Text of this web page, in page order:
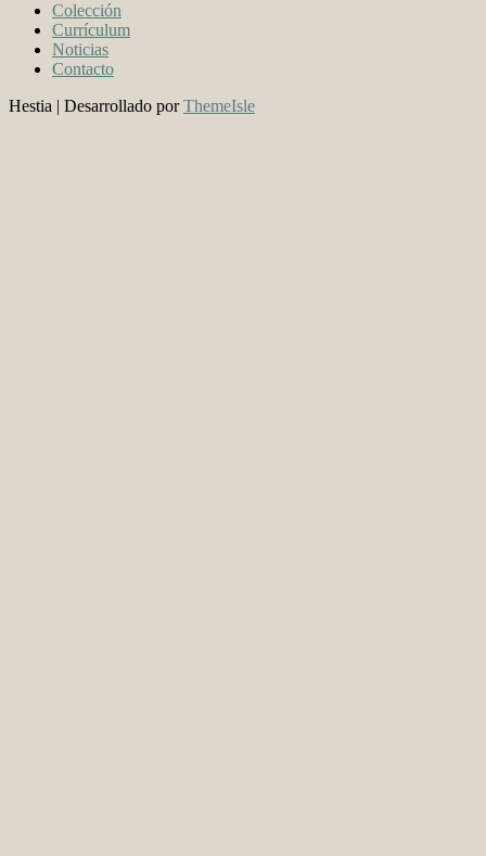
Colección
Currículum
Noticias
Contacto
Hestia | Desarrollado porThemeIsle